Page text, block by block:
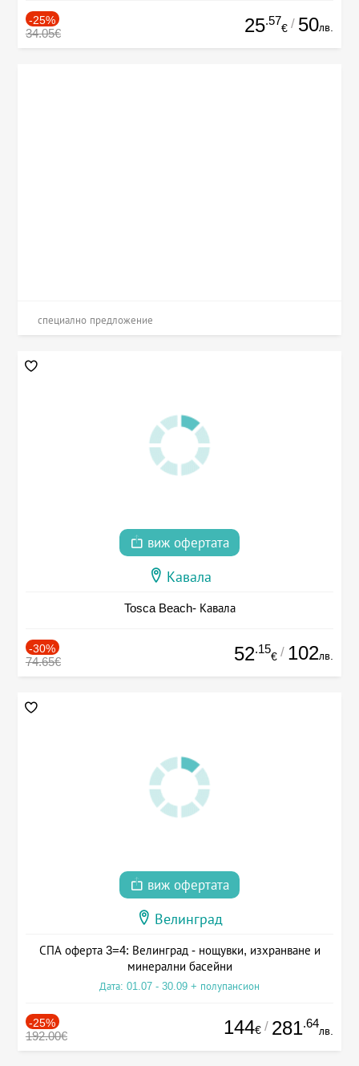
-25%
34.05€ 25.57
€ / 50лв.
специално предложение
виж офертата
Кавала
Tosca Beach- Кавала
-30%
74.65€ 52.15
€ / 102лв.
виж офертата
Велинград
СПА оферта 3=4: Велинград - нощувки, изхранване и
минерални басейни
Дата: 01.07 - 30.09 + полупансион
-25%
192.00€ 144€ / 281.64
лв.